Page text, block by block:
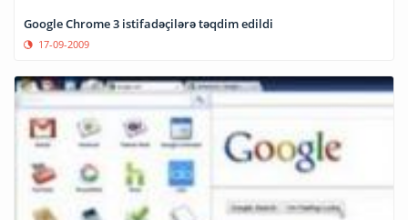
Google Chrome 3 istifadəçilərə təqdim edildi
17-09-2009